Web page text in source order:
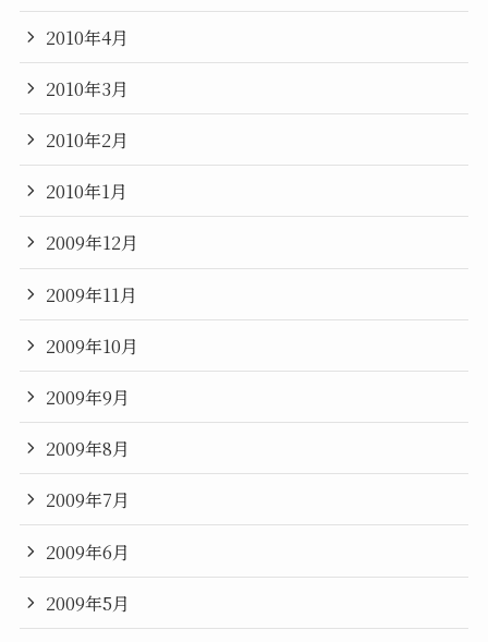
2010年4月
2010年3月
2010年2月
2010年1月
2009年12月
2009年11月
2009年10月
2009年9月
2009年8月
2009年7月
2009年6月
2009年5月